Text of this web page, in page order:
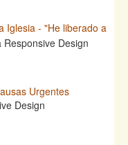
Iglesia - "He liberado a
Urgentes